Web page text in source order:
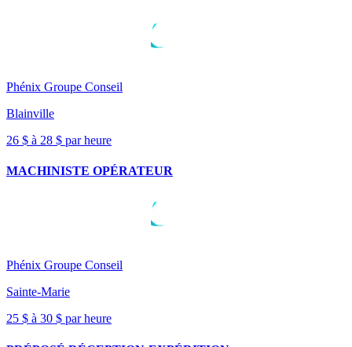
Phénix Groupe Conseil
Blainville
26 $ à 28 $ par heure
MACHINISTE OPÉRATEUR
Phénix Groupe Conseil
Sainte-Marie
25 $ à 30 $ par heure